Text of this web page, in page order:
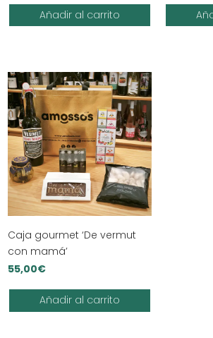
Añadir al carrito
Caja gourmet ‘De vermut
con mamá’
55,00€
Añadir al carrito